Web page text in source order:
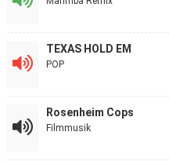
TEXAS HOLD EM
POP
Rosenheim Cops
Filmmusik